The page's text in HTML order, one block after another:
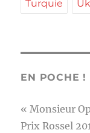
Turquie
EN POCHE !
« Monsieur
Prix Rossel